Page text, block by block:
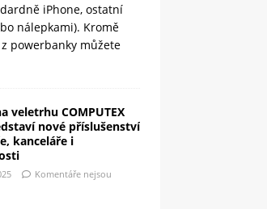
iPhone, ostatní
nálepkami). Kromě
powerbanky můžete
veletrhu COMPUTEX
nové příslušenství
kanceláře i
Komentáře nejsou